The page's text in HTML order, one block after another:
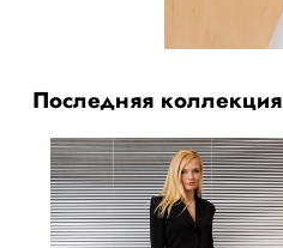
Последняя коллекция